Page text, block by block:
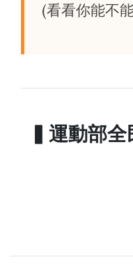
(看看你能不
▍運動部全